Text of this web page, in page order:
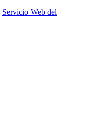
Servicio Web del